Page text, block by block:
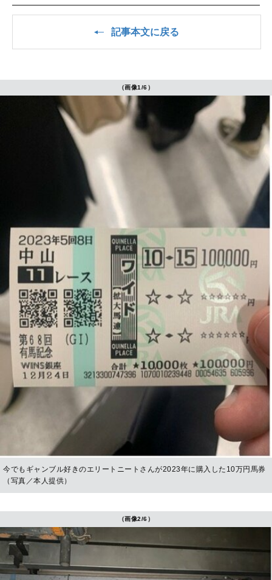
記事本文に戻る
（画像1/6）
今でもギャンブル好きのエリートニートさんが2023年に購入した10万円馬券
（写真／本人提供）
（画像2/6）